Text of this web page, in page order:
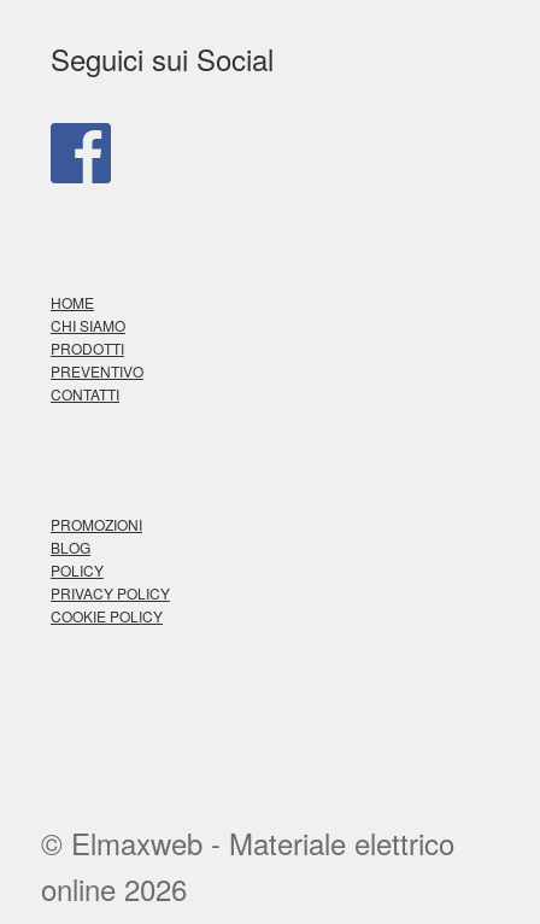
Seguici sui Social
HOME
CHI SIAMO
PRODOTTI
PREVENTIVO
CONTATTI
PROMOZIONI
BLOG
POLICY
PRIVACY POLICY
COOKIE POLICY
© Elmaxweb - Materiale elettrico
online 2026